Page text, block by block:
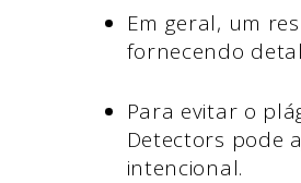
Em geral, um
fornecendo
Para evitar o
Detectors pode
intencional.